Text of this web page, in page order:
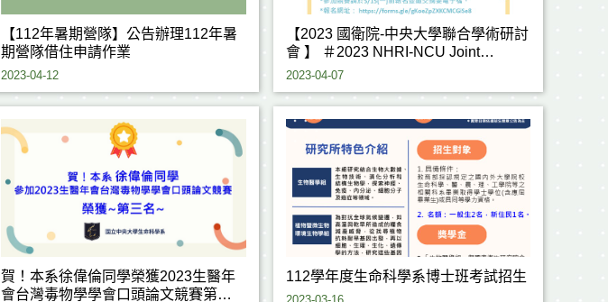
【112年暑期營隊】公告辦理112年暑
期營隊借住申請作業
2023-04-12
【2023 國衛院-中央大學聯合學術研討
會 】 ＃2023 NHRI-NCU Joint
Research Conference＃
2023-04-07
賀！本系徐偉倫同學榮獲2023生醫年
會台灣毒物學學會口頭論文競賽第三
112學年度生命科學系博士班考試招生